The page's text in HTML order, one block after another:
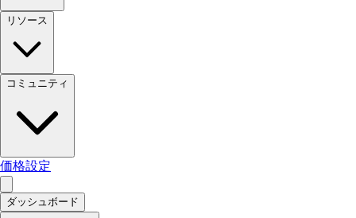
リソース
コミュニティ
価格設定
ダッシュボード